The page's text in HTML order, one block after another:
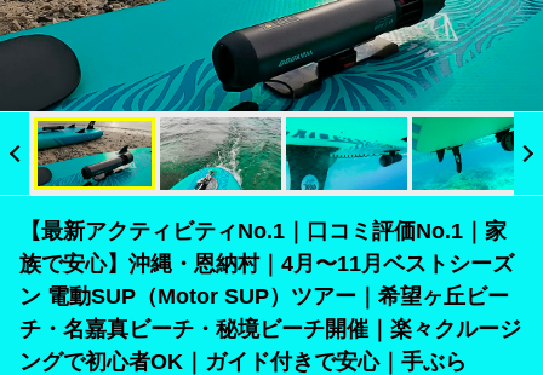
한국어
简体中文
详情
常见问题
新型冠状病毒政策
【最新アクティビティNo.1｜口コミ評価No.1｜家
族で安心】沖縄・恩納村｜4月〜11月ベストシーズ
ン 電動SUP（Motor SUP）ツアー｜希望ヶ丘ビー
チ・名嘉真ビーチ・秘境ビーチ開催｜楽々クルージ
ングで初心者OK｜ガイド付きで安心｜手ぶら